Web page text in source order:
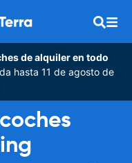
de alquiler en todo
hasta 11 de agosto de